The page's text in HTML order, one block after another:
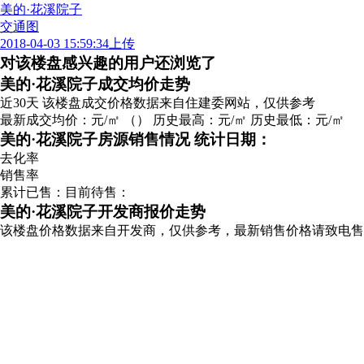
美的·花溪院子
交通图
2018-04-03 15:59:34上传
对该楼盘感兴趣的用户还浏览了
广告
美的·花溪院子成交均价走势
近30天 该楼盘成交价格数据来自住建委网站，仅供参考
最新成交均价： 元/㎡ （ ） 历史最高： 元/㎡ 历史最低： 元/㎡
美的·花溪院子房源销售情况统计日期：
去化率
销售率
累计已售： 目前待售：
美的·花溪院子开发商报价走势
该楼盘价格数据来自开发商，仅供参考，最新销售价格请致电